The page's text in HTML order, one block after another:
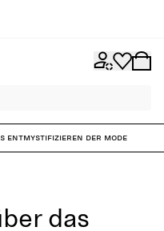
Entmystifizieren der Mode
das